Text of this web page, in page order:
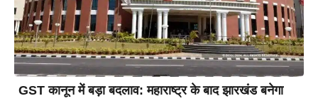
GST कानून में बड़ा बदलाव: महाराष्ट्र के बाद झारखंड बनेगा